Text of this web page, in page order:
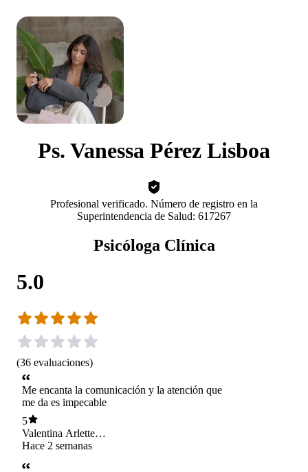
Ps. Vanessa Pérez Lisboa
Profesional verificado. Número de registro en la
Superintendencia de Salud: 617267
Psicóloga Clínica
5.0
(36 evaluaciones)
Me encanta la comunicación y la atención que
me da es impecable
5
Valentina Arlette
Vidal Soto
Hace 2 semanas